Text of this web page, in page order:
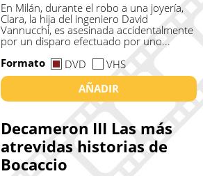
En Milán, durante el robo a una joyería,
Clara, la hija del ingeniero David
Vannucchi, es asesinada accidentalmente
por un disparo efectuado por uno...
Formato
DVD
VHS
AÑADIR
Decameron III Las más
atrevidas historias de
Bocaccio